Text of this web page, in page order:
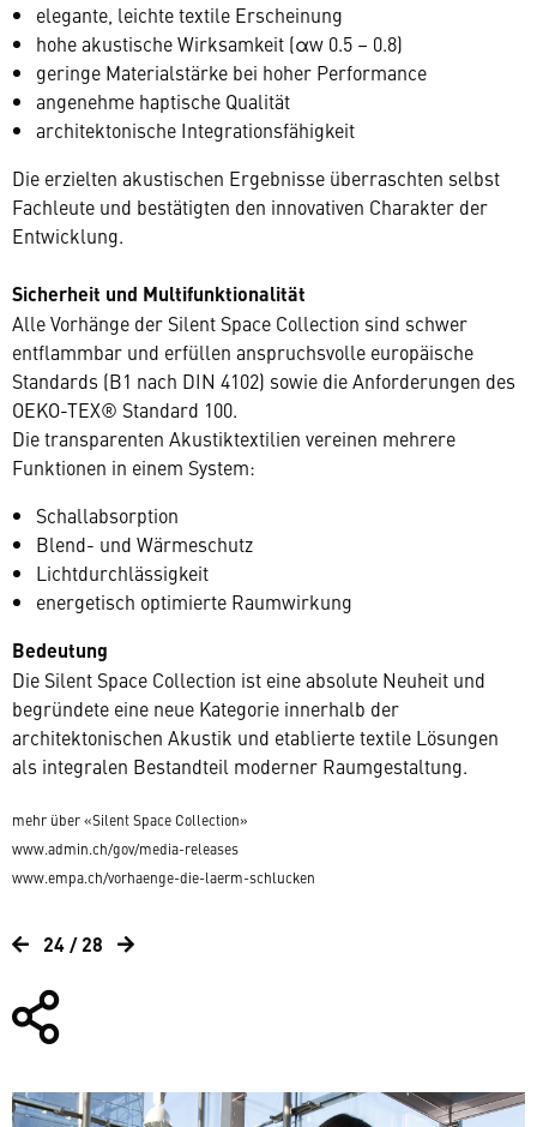
elegante, leichte textile Erscheinung
hohe akustische Wirksamkeit (αw 0.5 – 0.8)
geringe Materialstärke bei hoher Performance
angenehme haptische Qualität
architektonische Integrationsfähigkeit
Die erzielten akustischen Ergebnisse überraschten selbst
Fachleute und bestätigten den innovativen Charakter der
Entwicklung.
Sicherheit und Multifunktionalität
Alle Vorhänge der Silent Space Collection sind schwer
entflammbar und erfüllen anspruchsvolle europäische
Standards (B1 nach DIN 4102) sowie die Anforderungen des
OEKO-TEX® Standard 100.
Die transparenten Akustiktextilien vereinen mehrere
Funktionen in einem System:
Schallabsorption
Blend- und Wärmeschutz
Lichtdurchlässigkeit
energetisch optimierte Raumwirkung
Bedeutung
Die Silent Space Collection ist eine absolute Neuheit und
begründete eine neue Kategorie innerhalb der
architektonischen Akustik und etablierte textile Lösungen
als integralen Bestandteil moderner Raumgestaltung.
mehr über «Silent Space Collection»
www.admin.ch/gov/media-releases
www.empa.ch/vorhaenge-die-laerm-schlucken
24 / 28